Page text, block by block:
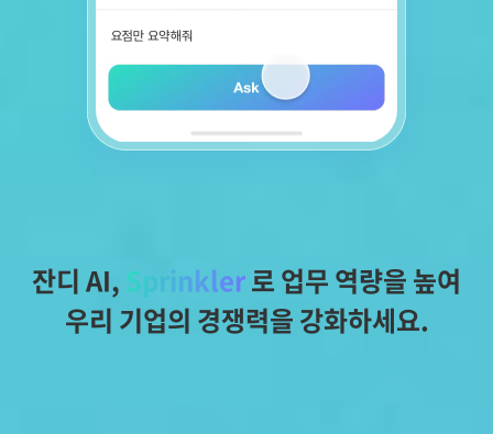
잔디 AI, Sprinkler 로 업무 역량을 높여
우리 기업의 경쟁력을 강화하세요.